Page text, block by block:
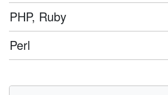
PHP, Ruby
Perl